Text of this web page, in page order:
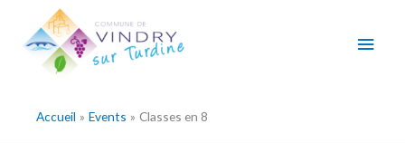
contenu
Accueil Events Classes en 8